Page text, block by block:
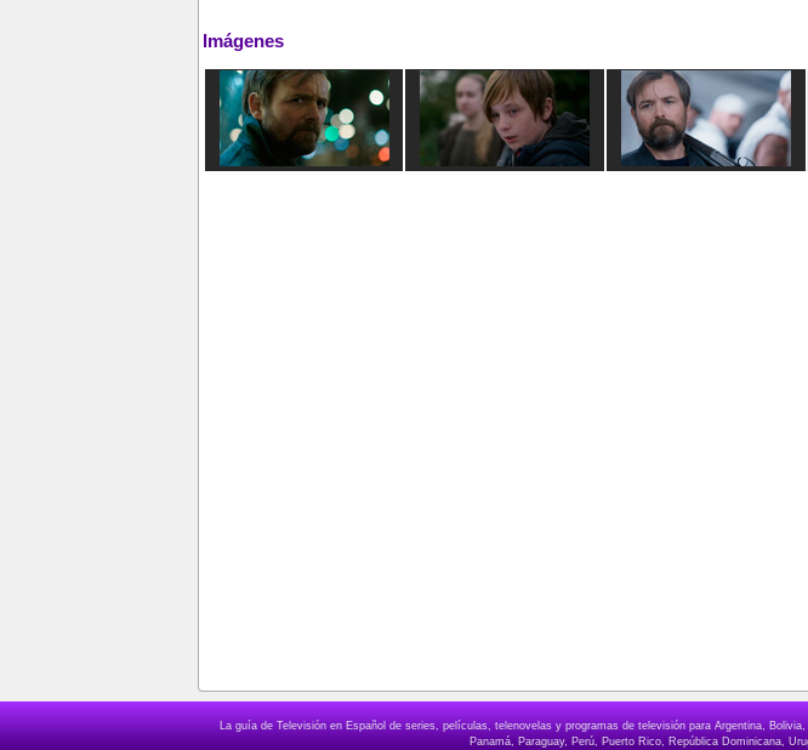
Imágenes
La guía de Televisión en Español de series, películas, telenovelas y programas de televisión para Argentina,
Panamá, Paraguay, Perú, Puerto Rico, República Dominicana,